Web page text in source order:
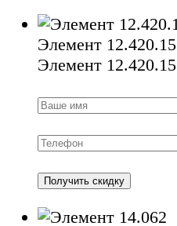
Элемент 12.420.15
Элемент 12.420.15